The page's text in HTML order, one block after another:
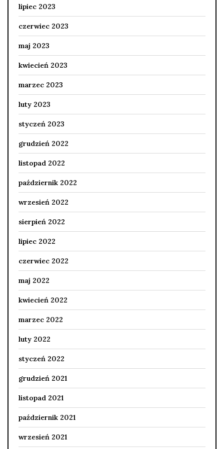
lipiec 2023
czerwiec 2023
maj 2023
kwiecień 2023
marzec 2023
luty 2023
styczeń 2023
grudzień 2022
listopad 2022
październik 2022
wrzesień 2022
sierpień 2022
lipiec 2022
czerwiec 2022
maj 2022
kwiecień 2022
marzec 2022
luty 2022
styczeń 2022
grudzień 2021
listopad 2021
październik 2021
wrzesień 2021